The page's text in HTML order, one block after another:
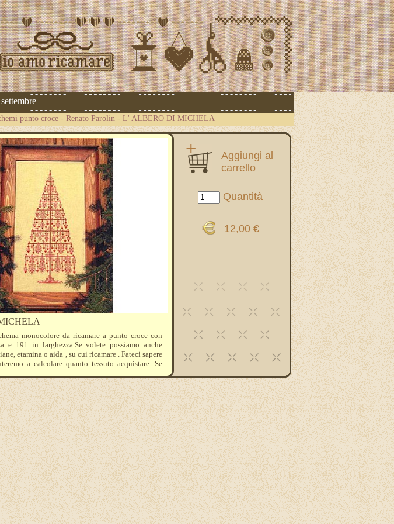
punto croce - Renato Parolin - L' ALBERO DI MICHELA
Aggiungi al
carrello
Quantità
12,00 €
monocolore da ricamare a punto croce con
e 191 in larghezza.Se volete possiamo anche
etamina o aida , su cui ricamare . Fateci sapere
a calcolare quanto tessuto acquistare .Se
convenienti risolverete il problema del cambio